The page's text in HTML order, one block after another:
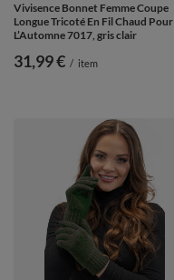
Vivisence Bonnet Femme Coupe
Longue Tricoté En Fil Chaud Pour
L’Automne 7017, gris clair
31,99 € / item